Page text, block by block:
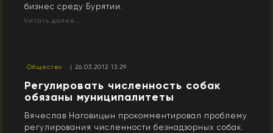
бизнес среду Бурятии.
Читать далее...
Общество | 26.03.2012 13:29
Регулировать численность собак
обязаны муниципалитеты
Вячеслав Наговицын прокомментировал проблему
регулирования численности безнадзорных собак.